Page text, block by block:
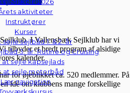
aktiviteter
Instruktører
Kurser
sejlbåd 1. & 2. år
3. år: Rutine og Cruising
sejle kapsejlads
at sejle motorbåd
Lær navigation
I Vallensbæk Sejlklub har vi
tilbyder et bredt program af alsidige
kalender.
for øjeblikket ca. 520 medlemmer. På
idé om klubbens mange forskellige